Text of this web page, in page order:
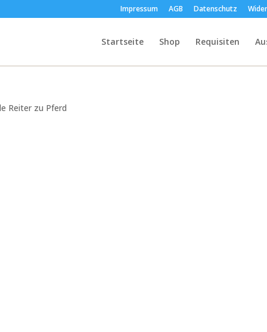
Impressum AGB Datenschutz
Startseite Shop Requisiten
Reiter zu Pferd